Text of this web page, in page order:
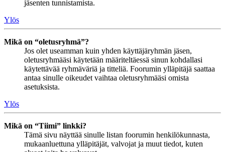
jäsenten tunnistamista.
Ylös
Mikä on “oletusryhmä”?
Jos olet useamman kuin yhden käyttäjäryhmän jäsen,
oletusryhmääsi käytetään määriteltäessä sinun kohdallasi
käytettävää ryhmäväriä ja titteliä. Foorumin ylläpitäjä saattaa
antaa sinulle oikeudet vaihtaa oletusryhmääsi omista
asetuksista.
Ylös
Mikä on “Tiimi” linkki?
Tämä sivu näyttää sinulle listan foorumin henkilökunnasta,
mukaanluettuna ylläpitäjät, valvojat ja muut tiedot, kuten